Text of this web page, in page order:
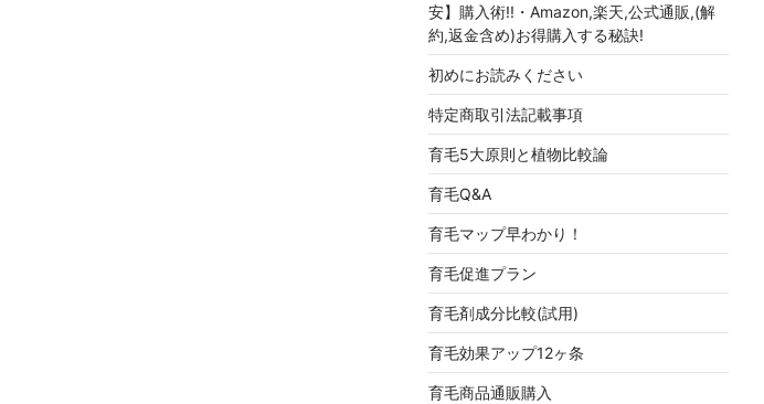
安】購入術!!・Amazon,楽天,公式通販,(解
約,返金含め)お得購入する秘訣!
初めにお読みください
特定商取引法記載事項
育毛5大原則と植物比較論
育毛Q&A
育毛マップ早わかり！
育毛促進プラン
育毛剤成分比較(試用)
育毛効果アップ12ヶ条
育毛商品通販購入